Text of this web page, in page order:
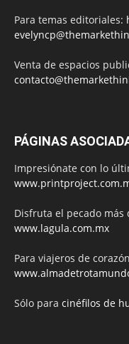
Para temas editoriales:
Venta de espacios
PÁGINAS
Impresiónate con lo
Disfruta el pecado más
www.lagula.com.mx
Para viajeros de
Sólo para cinéfilos de